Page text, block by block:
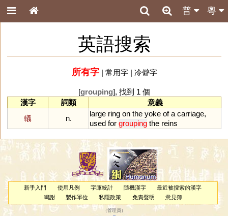
粵
普
英語搜索
所有字| 常用字| 冷僻字
[grouping], 找到 1 個
漢字
詞類
意義
轙
n.
large ring on the yoke of a carriage,
used for grouping the reins
新手入門 使用凡例 字庫統計 隨機漢字
最近被搜索的漢字
鳴謝
製作單位 私隱政策 免責聲明 意見簿
（管理員 ）